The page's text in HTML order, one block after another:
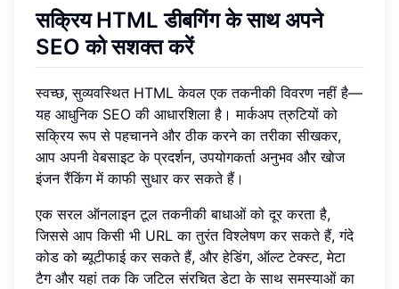
सक्रिय HTML डीबगिंग के साथ अपने
SEO को सशक्त करें
स्वच्छ, सुव्यवस्थित HTML केवल एक तकनीकी विवरण नहीं है—
यह आधुनिक SEO की आधारशिला है। मार्कअप त्रुटियों को
सक्रिय रूप से पहचानने और ठीक करने का तरीका सीखकर,
आप अपनी वेबसाइट के प्रदर्शन, उपयोगकर्ता अनुभव और खोज
इंजन रैंकिंग में काफी सुधार कर सकते हैं।
एक सरल ऑनलाइन टूल तकनीकी बाधाओं को दूर करता है,
जिससे आप किसी भी URL का तुरंत विश्लेषण कर सकते हैं, गंदे
कोड को ब्यूटीफाई कर सकते हैं, और हेडिंग, ऑल्ट टेक्स्ट, मेटा
टैग और यहां तक कि जटिल संरचित डेटा के साथ समस्याओं का